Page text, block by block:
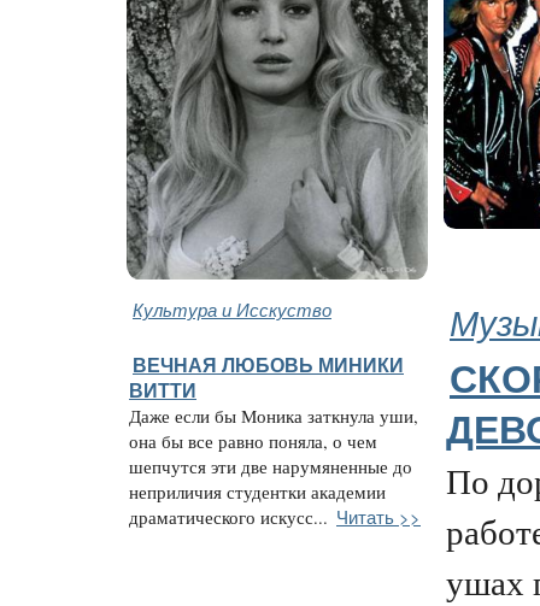
Культура и Исскуство
ВЕЧНАЯ ЛЮБОВЬ МИНИКИ
ВИТТИ
Даже если бы Моника заткнула уши,
она бы все равно поняла, о чем
шепчутся эти две нарумяненные до
неприличия студентки академии
драматического искусс... Читать >>
По
ушах